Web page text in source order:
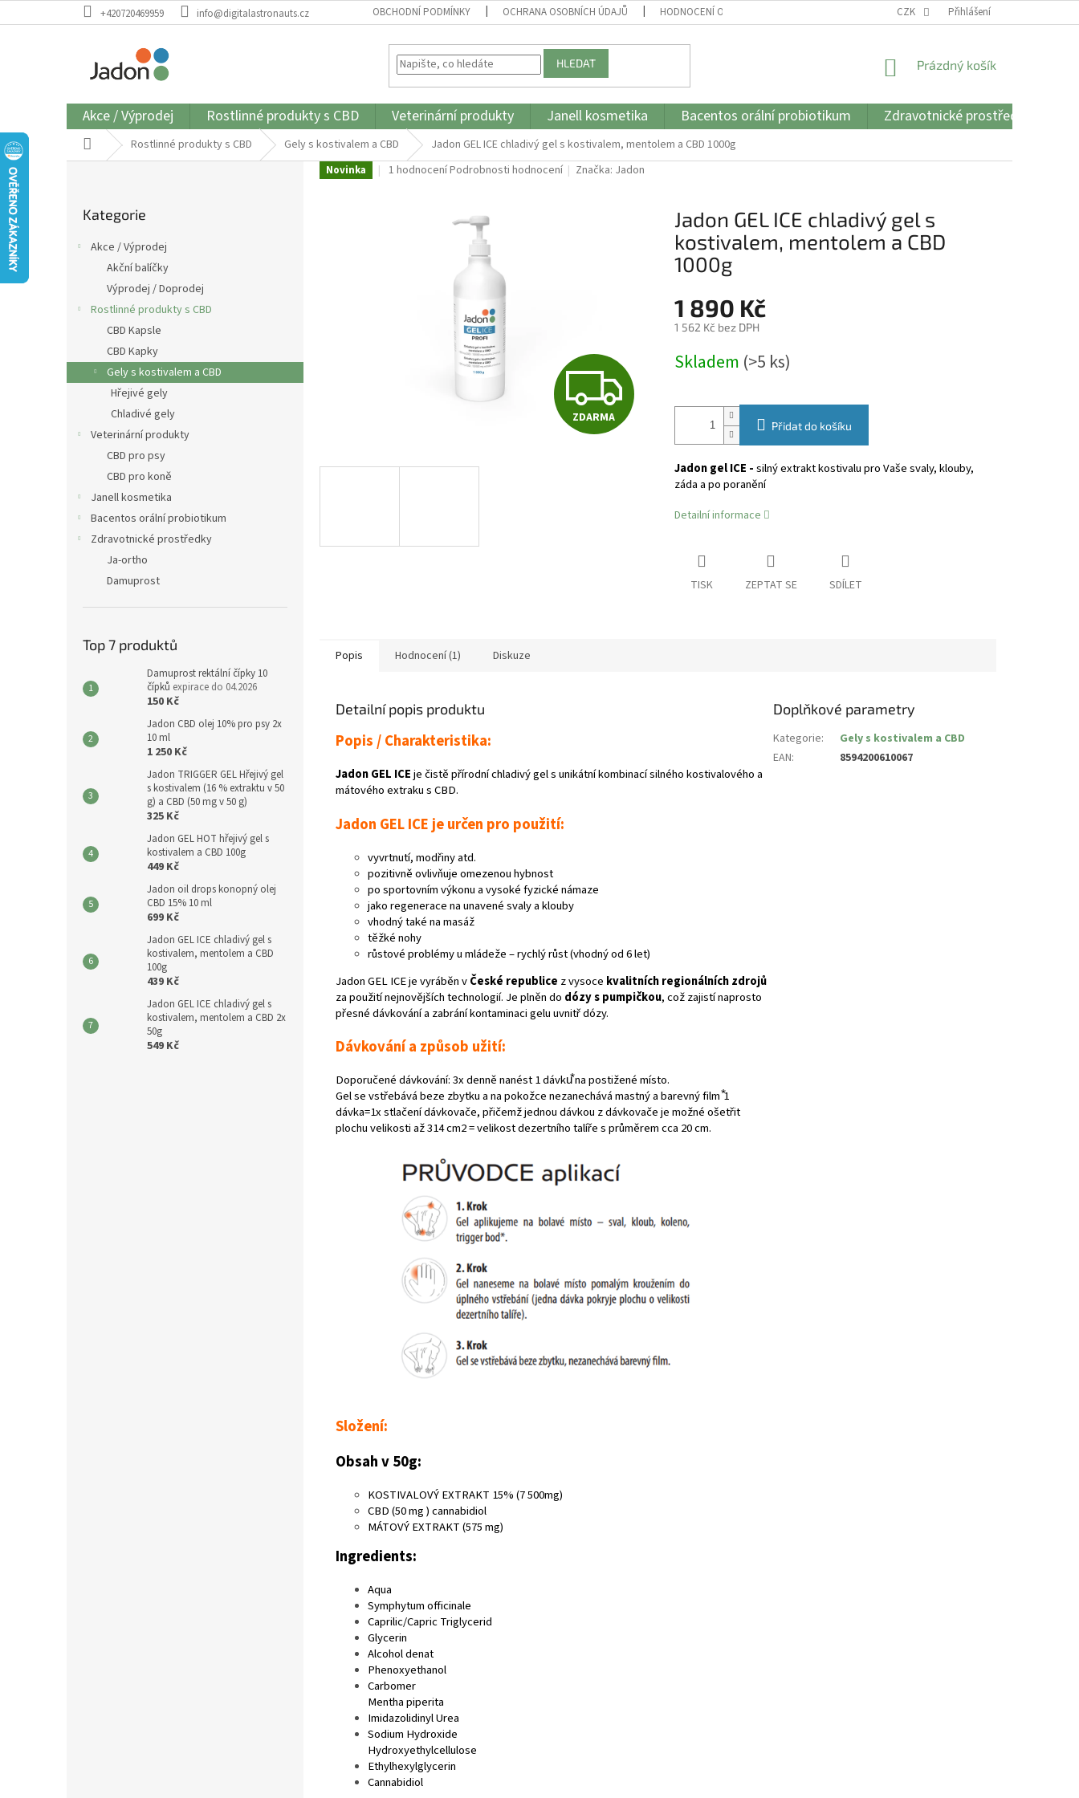
na
+420720469959 info@digitalastronauts.cz OBCHODNÍ PODMÍNKY OCHRANA OSOBNÍCH ÚDAJŮ HODNOCENÍ OBCHODU JADON GEL JADON OIL CAPS
CZK Přihlášení
HLEDAT
NÁKUPNÍ
Prázdný košík
Akce / Výprodej Rostlinné produkty s CBD Veterinární produkty Janell kosmetika Bacentos orální probiotikum Zdravotnické prostředky
Domů Rostlinné produkty s CBD Gely s kostivalem a CBD Jadon GEL ICE chladivý gel s kostivalem, mentolem a CBD 1000g
n
e
kategorie
Kategorie
Akce / Výprodej
Akční balíčky
Výprodej / Doprodej
Rostlinné produkty s CBD
CBD Kapsle
CBD Kapky
Gely s kostivalem a CBD
Hřejivé gely
Chladivé gely
Veterinární produkty
CBD pro psy
CBD pro koně
Janell kosmetika
Bacentos orální probiotikum
Zdravotnické prostředky
Ja-ortho
Damuprost
Top 7 produktů
Damuprost rektální čípky 10
čípků expirace do 04.2026
150 Kč
Jadon CBD olej 10% pro psy 2x
10 ml
1 250 Kč
Jadon TRIGGER GEL Hřejivý gel
s kostivalem (16 % extraktu v 50
g) a CBD (50 mg v 50 g)
325 Kč
Jadon GEL HOT hřejivý gel s
kostivalem a CBD 100g
449 Kč
Jadon oil drops konopný olej
CBD 15% 10 ml
699 Kč
Jadon GEL ICE chladivý gel s
kostivalem, mentolem a CBD
100g
439 Kč
Jadon GEL ICE chladivý gel s
kostivalem, mentolem a CBD 2x
50g
549 Kč
Novinka
Průměrné
1 hodnoceníPodrobnosti hodnocení Značka: Jadon
Z
D
ZDARMA
Jadon GEL ICE chladivý gel s
kostivalem, mentolem a CBD
1000g
1 890 Kč
1 562 Kč bez DPH
cena:
Skladem (>5 ks)
Přidat do košíku
Jadon gel ICE -silný extrakt kostivalu pro Vaše svaly, klouby,
záda a po poranění
Detailní informace
TISK ZEPTAT SE SDÍLET
Popis Hodnocení (1) Diskuze
Detailní popis produktu
Popis / Charakteristika:
Jadon GEL ICEje čistě přírodní chladivý gel s unikátní kombinací silného kostivalového a
mátového extraku s CBD.
Jadon GEL ICE je určen pro použití:
vyvrtnutí, modřiny atd.
pozitivně ovlivňuje omezenou hybnost
po sportovním výkonu a vysoké fyzické námaze
jako regenerace na unavené svaly a klouby
vhodný také na masáž
těžké nohy
růstové problémy u mládeže – rychlý růst (vhodný od 6 let)
Jadon GEL ICE je vyráběn vČeské republice z vysoce kvalitních regionálních zdrojů
za použití nejnovějších technologií. Je plněn do dózy s pumpičkou, což zajistí naprosto
přesné dávkování a zabrání kontaminaci gelu uvnitř dózy.
Dávkování a způsob užití:
Doporučené dávkování: 3x denně nanést 1 dávku⃰ na postižené místo.
Gel se vstřebává beze zbytku a na pokožce nezanechává mastný a barevný film ⃰1
dávka=1x stlačení dávkovače, přičemž jednou dávkou z dávkovače je možné ošetřit
plochu velikosti až 314 cm2 = velikost dezertního talíře s průměrem cca 20 cm.
Složení:
Obsah v 50g:
KOSTIVALOVÝ EXTRAKT 15% (7 500mg)
CBD (50 mg ) cannabidiol
MÁTOVÝ EXTRAKT (575 mg)
Ingredients:
Aqua
Symphytum officinale
Caprilic/Capric Triglycerid
Glycerin
Alcohol denat
Phenoxyethanol
Carbomer
Mentha piperita
Imidazolidinyl Urea
Sodium Hydroxide
Hydroxyethylcellulose
Ethylhexylglycerin
Cannabidiol
Doplňkové parametry
Kategorie:
Gely s kostivalem a CBD
EAN: 8594200610067